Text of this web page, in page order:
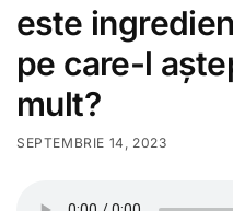
este
pe care-l
mult?
SEPTEMBRIE 14, 2023